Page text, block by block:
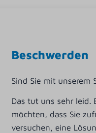
Beschwerden
Sind Sie mit unserem
Das tut uns sehr leid.
möchten, dass Sie
versuchen, eine